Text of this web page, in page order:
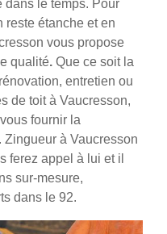
dans le temps. Pour
reste étanche et en
vous propose
qualité. Que ce soit la
entretien ou
de toit à Vaucresson,
fournir la
à Vaucresson
ferez appel à lui et il
sur-mesure,
dans le 92.